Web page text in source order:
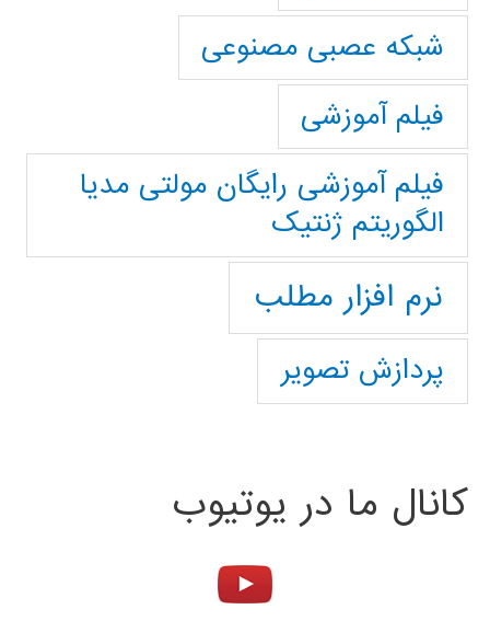
شبکه عصبی مصنوعی
فیلم آموزشی
فیلم آموزشی رایگان مولتی مدیا
الگوریتم ژنتیک
نرم افزار مطلب
پردازش تصویر
کانال ما در یوتیوب